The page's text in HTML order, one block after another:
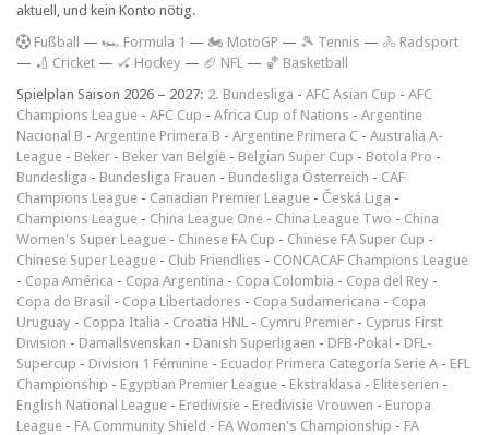
aktuell, und kein Konto nötig.
Fußball — 🏎️ Formula 1 — 🏍 MotoGP — 🎾 Tennis — 🚴 Radsport
— 🏏 Cricket — 🏑 Hockey — 🏈 NFL — 🏀 Basketball
Spielplan Saison 2026 – 2027: 2. Bundesliga - AFC Asian Cup - AFC
Champions League - AFC Cup - Africa Cup of Nations - Argentine
Nacional B - Argentine Primera B - Argentine Primera C - Australia A-
League - Beker - Beker van België - Belgian Super Cup - Botola Pro -
Bundesliga - Bundesliga Frauen - Bundesliga Österreich - CAF
Champions League - Canadian Premier League - Česká Liga -
Champions League - China League One - China League Two - China
Women's Super League - Chinese FA Cup - Chinese FA Super Cup -
Chinese Super League - Club Friendlies - CONCACAF Champions League
- Copa América - Copa Argentina - Copa Colombia - Copa del Rey -
Copa do Brasil - Copa Libertadores - Copa Sudamericana - Copa
Uruguay - Coppa Italia - Croatia HNL - Cymru Premier - Cyprus First
Division - Damallsvenskan - Danish Superligaen - DFB-Pokal - DFL-
Supercup - Division 1 Féminine - Ecuador Primera Categoría Serie A - EFL
Championship - Egyptian Premier League - Ekstraklasa - Eliteserien -
English National League - Eredivisie - Eredivisie Vrouwen - Europa
League - FA Community Shield - FA Women's Championship - FA